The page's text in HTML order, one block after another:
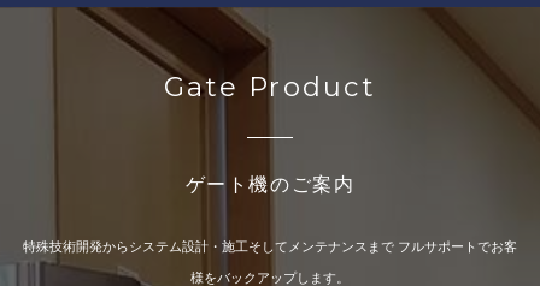
フラップ）
セキュリティゲート機のレンタルサ
ービス開始のお知らせ
レンタルサービス開始の広告が掲載
ス開始のお知らせ
Gate Product
ゲート機のご案内
特殊技術開発からシステム設計・施工そしてメンテナンスまで フルサポートでお客
様をバックアップします。